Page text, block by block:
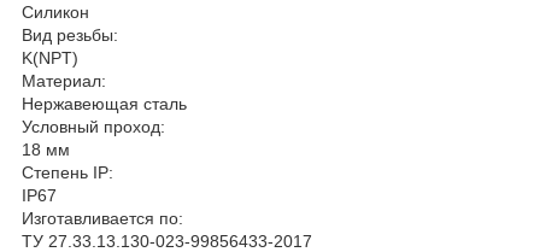
Силикон
Вид резьбы:
K(NPT)
Материал:
Нержавеющая сталь
Условный проход:
18 мм
Степень IP:
IP67
Изготавливается по:
ТУ 27.33.13.130-023-99856433-2017